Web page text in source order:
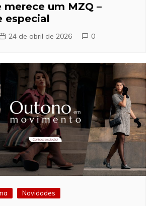
merece um MZQ –
especial
24 de abril de 2026 0
Novidades